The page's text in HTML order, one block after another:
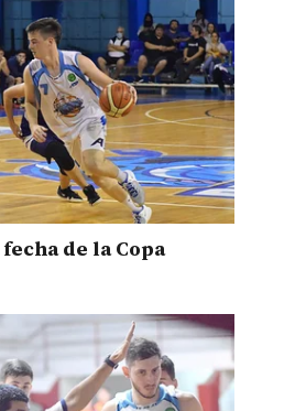
de la Copa